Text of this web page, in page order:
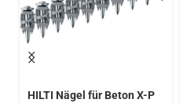
HILTI Nägel für Beton X-P